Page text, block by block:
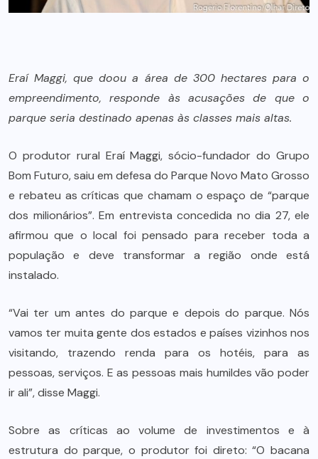
Eraí Maggi, que doou a área de 300 hectares para o
empreendimento, responde às acusações de que o
parque seria destinado apenas às classes mais altas.
O produtor rural Eraí Maggi, sócio-fundador do Grupo
Bom Futuro, saiu em defesa do Parque Novo Mato Grosso
e rebateu as críticas que chamam o espaço de “parque
dos milionários”. Em entrevista concedida no dia 27, ele
afirmou que o local foi pensado para receber toda a
população e deve transformar a região onde está
instalado.
“Vai ter um antes do parque e depois do parque. Nós
vamos ter muita gente dos estados e países vizinhos nos
visitando, trazendo renda para os hotéis, para as
pessoas, serviços. E as pessoas mais humildes vão poder
ir ali”, disse Maggi.
Sobre as críticas ao volume de investimentos e à
estrutura do parque, o produtor foi direto: “O bacana